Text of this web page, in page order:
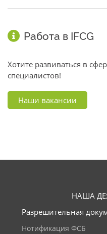
Работа в IFCG
Хотите развиваться в
специалистов!
Наши вакансии
НАША
Разрешительная
Нотификация ФСБ